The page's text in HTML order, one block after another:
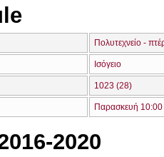
Πολυτεχνείο -
Ισόγειο
1023 (28)
Παρασκευή
2020